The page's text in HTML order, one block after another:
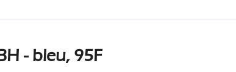
- bleu, 95F